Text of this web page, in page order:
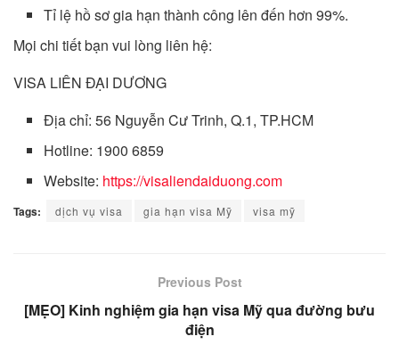
Tỉ lệ hồ sơ gia hạn thành công lên đến hơn 99%.
Mọi chi tiết bạn vui lòng liên hệ:
VISA LIÊN ĐẠI DƯƠNG
Địa chỉ: 56 Nguyễn Cư Trinh, Q.1, TP.HCM
Hotline: 1900 6859
Website: https://visaliendaiduong.com
Tags: dịch vụ visa gia hạn visa Mỹ visa mỹ
Previous Post
[MẸO] Kinh nghiệm gia hạn visa Mỹ qua đường bưu
điện